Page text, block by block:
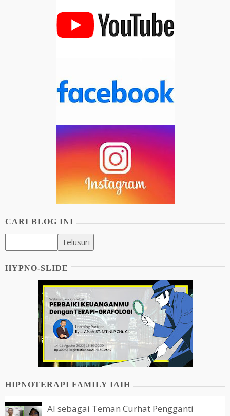
CARI BLOG INI
HYPNO-SLIDE
HIPNOTERAPI FAMILY IAIH
AI sebagai Teman Curhat Pengganti